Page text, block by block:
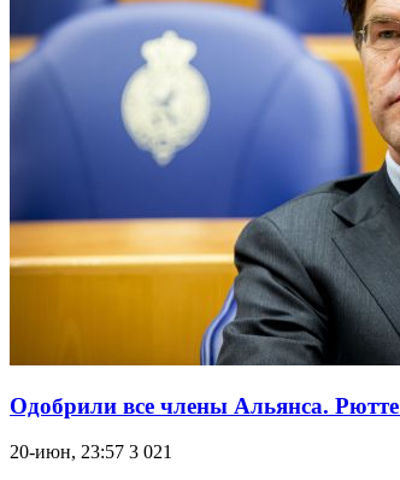
Одобрили все члены Альянса.
20-июн, 23:57 3 021